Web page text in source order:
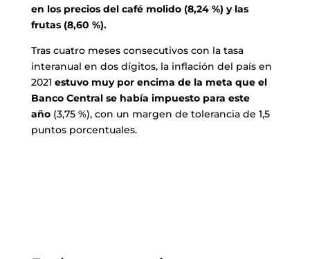
en los precios del café molido (8,24 %) y las
frutas (8,60 %).
Tras cuatro meses consecutivos con la tasa
interanual en dos dígitos, la inflación del país en
2021 estuvo muy por encima de la meta que el
Banco Central se había impuesto para este
año (3,75 %), con un margen de tolerancia de 1,5
puntos porcentuales.